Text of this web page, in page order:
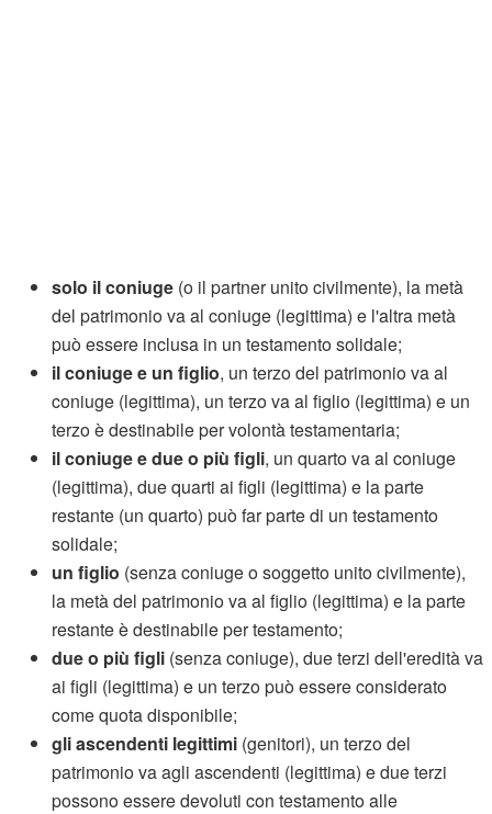
solo il coniuge (o il partner unito civilmente), la metà
del patrimonio va al coniuge (legittima) e l'altra metà
può essere inclusa in un testamento solidale;
il coniuge e un figlio, un terzo del patrimonio va al
coniuge (legittima), un terzo va al figlio (legittima) e un
terzo è destinabile per volontà testamentaria;
il coniuge e due o più figli, un quarto va al coniuge
(legittima), due quarti ai figli (legittima) e la parte
restante (un quarto) può far parte di un testamento
solidale;
un figlio (senza coniuge o soggetto unito civilmente),
la metà del patrimonio va al figlio (legittima) e la parte
restante è destinabile per testamento;
due o più figli (senza coniuge), due terzi dell'eredità va
ai figli (legittima) e un terzo può essere considerato
come quota disponibile;
gli ascendenti legittimi (genitori), un terzo del
patrimonio va agli ascendenti (legittima) e due terzi
possono essere devoluti con testamento alle